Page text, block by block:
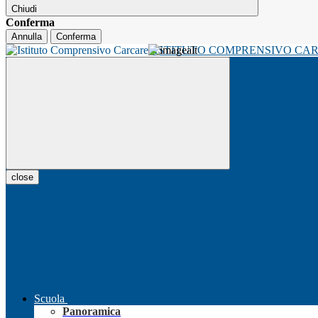
Chiudi
Conferma
Annulla Conferma
ISTITUTO COMPRENSIVO
close
Scuola
Panoramica